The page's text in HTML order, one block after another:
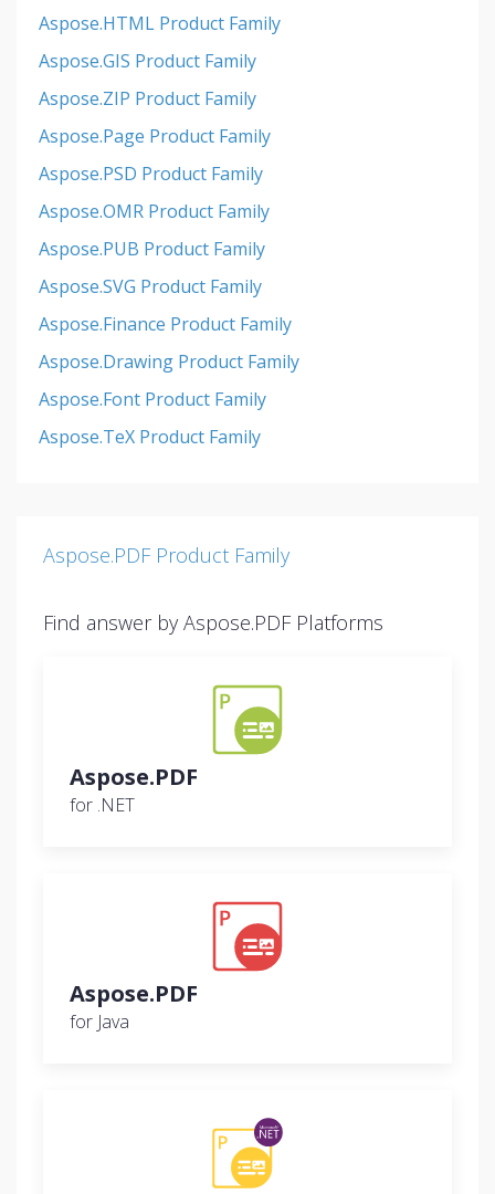
Aspose.HTML Product Family
Aspose.GIS Product Family
Aspose.ZIP Product Family
Aspose.Page Product Family
Aspose.PSD Product Family
Aspose.OMR Product Family
Aspose.PUB Product Family
Aspose.SVG Product Family
Aspose.Finance Product Family
Aspose.Drawing Product Family
Aspose.Font Product Family
Aspose.TeX Product Family
Aspose.PDF Product Family
Find answer by Aspose.PDF Platforms
Aspose.PDF
for .NET
Aspose.PDF
for Java